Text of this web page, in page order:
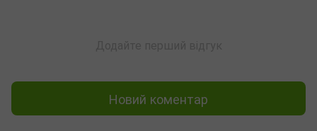
Новий коментар